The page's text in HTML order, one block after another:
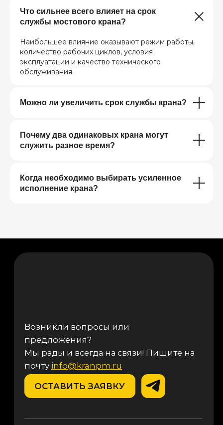
Что сильнее всего влияет на срок
службы мостового крана?
Наибольшее влияние оказывают режим работы,
количество рабочих циклов, условия
эксплуатации и качество технического
обслуживания.
Можно ли увеличить срок службы крана?
Почему два одинаковых крана могут
служить разное время?
Когда необходимо выбирать усиленное
исполнение крана?